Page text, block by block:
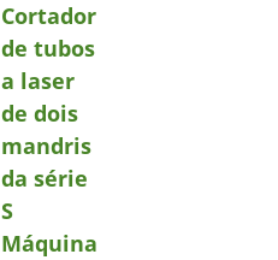
Cortador
de tubos
a laser
de dois
mandris
da série
S
Máquina